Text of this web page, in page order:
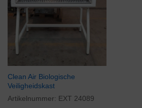
Clean Air Biologische
Veiligheidskast
Artikelnummer: EXT 24089